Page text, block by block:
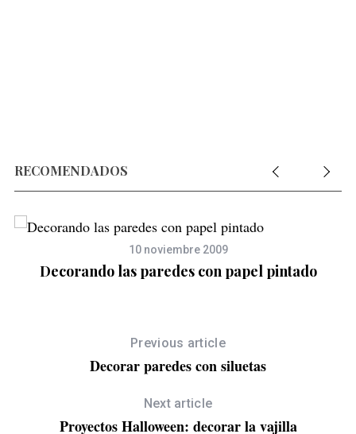
RECOMENDADOS
10 noviembre 2009
Decorando las paredes con papel pintado
Previous article
Decorar paredes con siluetas
Next article
Proyectos Halloween: decorar la vajilla